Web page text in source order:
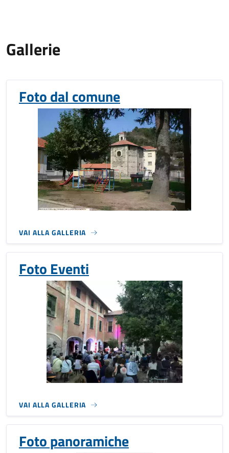
Gallerie
Foto dal comune
VAI ALLA GALLERIA
Foto Eventi
VAI ALLA GALLERIA
Foto panoramiche